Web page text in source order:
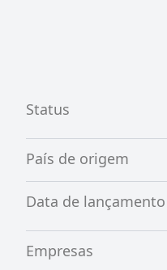
Status
País de origem
Data de lançamento
Empresas